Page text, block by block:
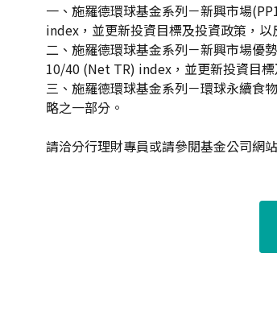
一、施羅德環球基金系列－新興市場
index，並更新投資目標及投資政策，以
二、施羅德環球基金系列－新興市場優
10/40 (Net TR) index，並更新投資目
三、施羅德環球基金系列－環球永續食
略之一部分。
請洽分行理財專員或請參閱基金公司網